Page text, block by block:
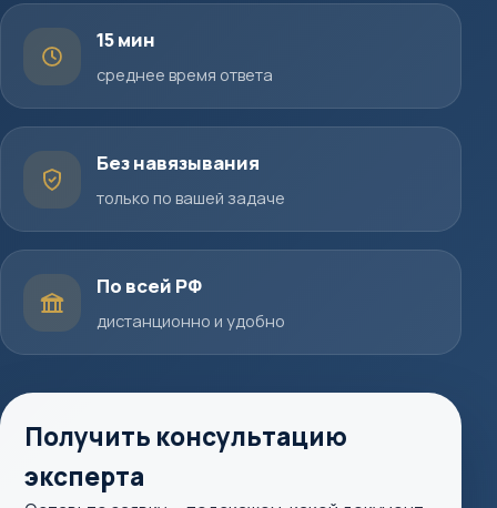
15 мин
среднее время ответа
Без навязывания
только по вашей задаче
По всей РФ
дистанционно и удобно
Получить консультацию
эксперта